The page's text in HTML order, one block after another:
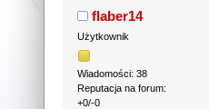
flaber14
Użytkownik
Wiadomości: 38
Reputacja na forum:
+0/-0